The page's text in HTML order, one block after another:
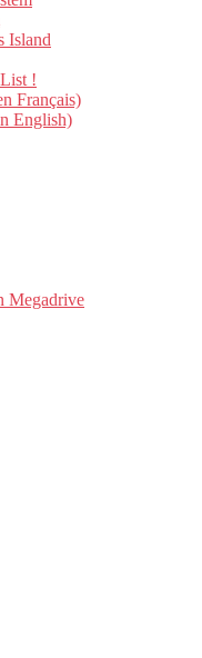
Island
!
Français)
English)
Megadrive